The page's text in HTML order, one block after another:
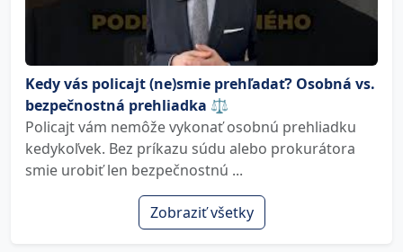
Kedy vás policajt (ne)smie prehľadať? Osobná vs.
bezpečnostná prehliadka ⚖️
Policajt vám nemôže vykonať osobnú prehliadku
kedykoľvek. Bez príkazu súdu alebo prokurátora
smie urobiť len bezpečnostnú ...
Zobraziť všetky